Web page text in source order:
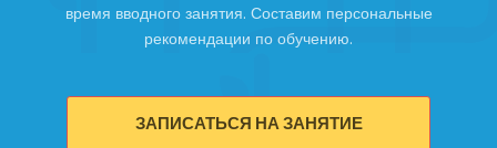
время вводного занятия. Составим персональные
рекомендации по обучению.
ЗАПИСАТЬСЯ НА ЗАНЯТИЕ